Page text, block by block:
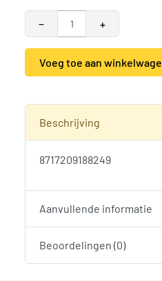
−
DGL Ringb (65x140)
+
Voeg toe aan
Beschrijving
8717209188249
Aanvullende informatie
Beoordelingen (0)